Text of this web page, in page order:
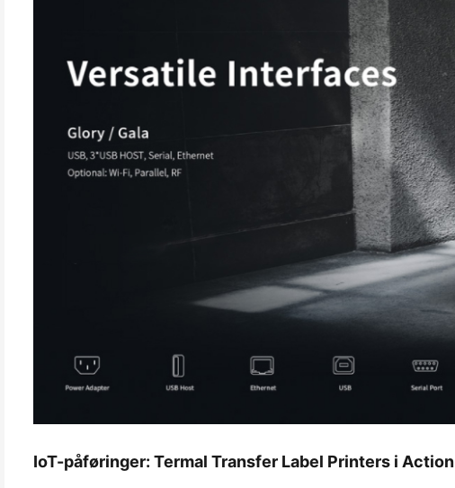
IoT-påføringer: Termal Transfer Label Printers i Action